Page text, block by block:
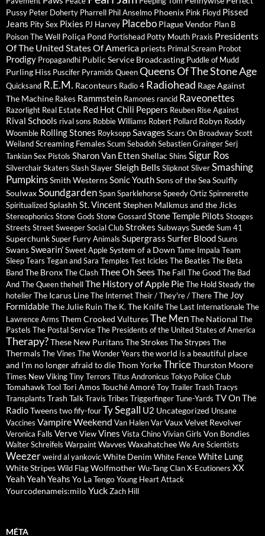
Pussy Peter Doherty Pharrell Phil Anselmo Phoenix Pink Floyd Pissed
Jeans Pity Sex Pixies PJ Harvey Placebo Plague Vendor Plan B
Poison The Well Poliça Pond Portishead Potty Mouth Praxis Presidents
Of The United States Of America priests Primal Scream Probot
Prodigy Propagandhi Public Service Broadcasting Puddle of Mudd
Purling Hiss Puscifer Pyramids QueenQueens Of The Stone Age
Quicksand R.E.M. Raconteurs Radio 4 Radiohead Rage Against
The Machine Rakes Rammstein Ramones rancid Raveonettes
Razorlight Real Estate Red Hot Chili Peppers Reuben Rise Against
Rival Schools rival sons Robbie Williams Robert Pollard Robyn Roddy
Woomble Rolling Stones RoyksoppSavagesScars On BroadwayScott
WeilandScreaming FemalesScum SebadohSebastien GraingerSerj
TankianSex Pistols Sharon Van EttenShellac Shins Sigur Ros
SilverchairSkaters SlashSlayerSleigh BellsSlipknotSliverSmashing
PumpkinsSmith WesternsSonic YouthSons of the SeaSoulfly
SoulwaxSoundgardenSpanSparklehorseSpeedy OrtizSpinnerette
SpiritualizedSplashh St. Vincent Stephen Malkmus and the Jicks
Stereophonics Stone Gods Stone GossardStone Temple Pilots Stooges
Streets Street Sweeper Social ClubStrokes SubwaysSuedeSum 41
SuperchunkSuper Furry Animals Supergrass Surfer BloodSuuns
SwansSwearin'Sweet AppleSystem of a Down Tame Impala Team
SleepTears Tegan and Sara Temples Test Icicles The Beatles The Beta
BandThe BronxThe ClashThee Oh SeesThe Fall The Good The Bad
And The QueenthehellThe History of Apple PieThe Hold Steadythe
hotelierThe Icarus LineThe InternetTheir / They're / ThereThe Joy
FormidableThe Julie Ruin The K. The KnifeThe Last InternationaleThe
Lawrence Arms Them Crooked VulturesThe MenThe National The
Pastels The Postal ServiceThe Presidents of the United States of America
Therapy?These New PuritansThe StrokesThe Strypes The
ThermalsThe Vines The Wonder Years the world is a beautiful place
and I'm no longer afraid to dieThom YorkeThriceThurston Moore
Times New VikingTiny Terrors Titus Andronicus Tokyo Police Club
TomahawkToolTori AmosTouché AmoréToyTrailer Trash Tracys
Transplants Trash TalkTravis Tribes TriggerfingerTune-Yards TV On The
RadioTweenstwo fify-fourTy Segall U2 Uncategorized Unsane
Vaccines Vampire Weekend Van HalenVarVauxVelvet Revolver
Veronica Falls VerveViewVines Vista ChinoVivian Girls Von Bondies
Walter Schreifels WarpaintWavvesWaxahatcheeWe Are Scientists
Weezerweird al yankovicWhite Denim White FenceWhite Lung
White StripesWild FlagWolfmotherWu-Tang ClanX-Ecutioners XX
Yeah Yeah Yeahs Yo La TengoYoung Heart Attack
Yourcodenameis:miloYuckZach Hill
MÉTA